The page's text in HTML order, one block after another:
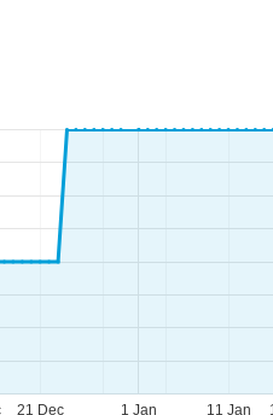
1 Jan
21 Dec 11 Jan